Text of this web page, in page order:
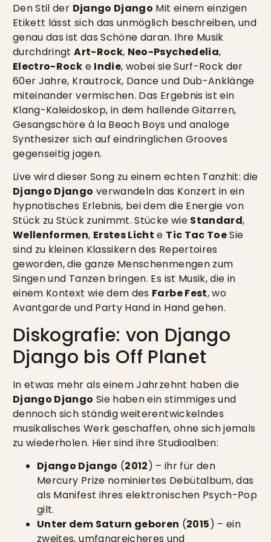
Den Stil der Django Django Mit einem einzigen
Etikett lässt sich das unmöglich beschreiben, und
genau das ist das Schöne daran. Ihre Musik
durchdringtArt-Rock, Neo-Psychedelia,
Electro-Rock e Indie, wobei sie Surf-Rock der
60er Jahre, Krautrock, Dance und Dub-Anklänge
miteinander vermischen. Das Ergebnis ist ein
Klang-Kaleidoskop, in dem hallende Gitarren,
Gesangschöre à la Beach Boys und analoge
Synthesizer sich auf eindringlichen Grooves
gegenseitig jagen.
Live wird dieser Song zu einem echten Tanzhit: die
Django Django verwandeln das Konzert in ein
hypnotisches Erlebnis, bei dem die Energie von
Stück zu Stück zunimmt. Stücke wie Standard,
Wellenformen, Erstes Licht e Tic Tac ToeSie
sind zu kleinen Klassikern des Repertoires
geworden, die ganze Menschenmengen zum
Singen und Tanzen bringen. Es ist Musik, die in
einem Kontext wie dem des Farbe Fest, wo
Avantgarde und Party Hand in Hand gehen.
Diskografie: von Django
Django bis Off Planet
In etwas mehr als einem Jahrzehnt haben die
Django Django Sie haben ein stimmiges und
dennoch sich ständig weiterentwickelndes
musikalisches Werk geschaffen, ohne sich jemals
zu wiederholen. Hier sind ihre Studioalben:
Django Django (2012) – ihr für den
Mercury Prize nominiertes Debütalbum, das
als Manifest ihres elektronischen Psych-Pop
gilt.
Unter dem Saturn geboren (2015) – ein
zweites, umfangreicheres und